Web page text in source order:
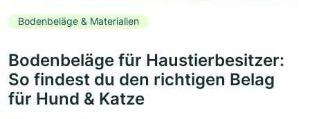
Bodenbeläge & Materialien
Bodenbeläge für Haustierbesitzer:
So findest du den richtigen Belag
für Hund & Katze